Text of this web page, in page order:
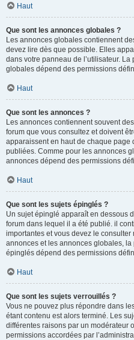
Haut
Que sont les annonces globales ?
Les annonces globales contiennent
devez lire dès que possible. Elles
dans votre panneau de l’utilisateur.
globales dépend des permissions
Haut
Que sont les annonces ?
Les annonces contiennent souvent
forum que vous consultez et doivent
apparaissent en haut de chaque page
publiées. Comme pour les annonces
annonces dépend des permissions
Haut
Que sont les sujets épinglés ?
Un sujet épinglé apparaît en dessous
forum dans lequel il a été publié. il
importantes et vous devez le
annonces et les annonces globales,
épinglés dépend des permissions
Haut
Que sont les sujets verrouillés ?
Vous ne pouvez plus répondre dans
étant contenu est alors terminé. Les
différentes raisons par un modérateur
permissions accordées par